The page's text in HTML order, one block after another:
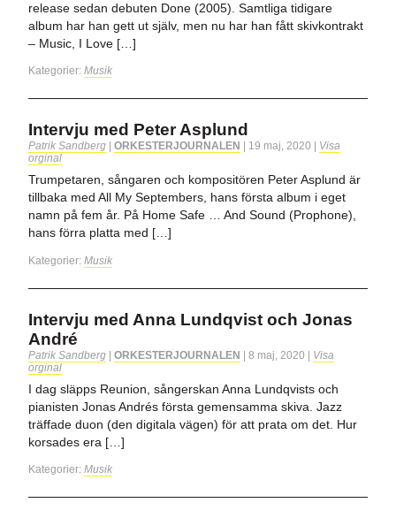
release sedan debuten Done (2005). Samtliga tidigare
album har han gett ut själv, men nu har han fått skivkontrakt
– Music, I Love […]
Kategorier: Musik
Intervju med Peter Asplund
Patrik Sandberg ORKESTERJOURNALEN 19 maj, 2020
Visa
orginal
Trumpetaren, sångaren och kompositören Peter Asplund är
tillbaka med All My Septembers, hans första album i eget
namn på fem år. På Home Safe … And Sound (Prophone),
hans förra platta med […]
Kategorier: Musik
Intervju med Anna Lundqvist och Jonas
André
Patrik Sandberg | ORKESTERJOURNALEN | 8 maj, 2020 | Visa
orginal
I dag släpps Reunion, sångerskan Anna Lundqvists och
pianisten Jonas Andrés första gemensamma skiva. Jazz
träffade duon (den digitala vägen) för att prata om det. Hur
korsades era […]
Kategorier: Musik